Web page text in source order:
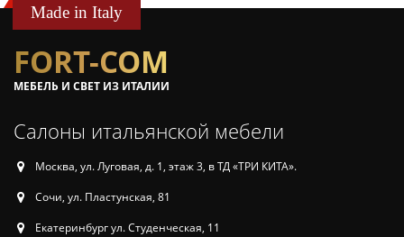
Made in Italy
FORT-COM
МЕБЕЛЬ И СВЕТ ИЗ ИТАЛИИ
Салоны итальянской мебели
Москва, ул. Луговая, д. 1, этаж 3, в ТД «ТРИ КИТА».
Сочи, ул. Пластунская, 81
Екатеринбург ул. Студенческая, 11